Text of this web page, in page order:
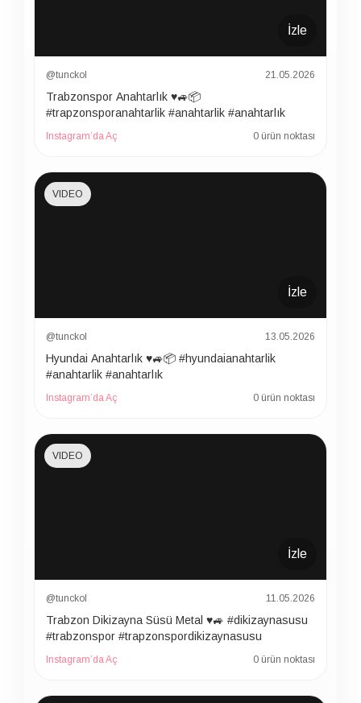
İzle
@tunckol 21.05.2026
Trabzonspor Anahtarlık ♥️🚙📦
#trapzonsporanahtarlik #anahtarlik #anahtarlık
Instagram’da Aç 0 ürün noktası
İzle
VIDEO
@tunckol 13.05.2026
Hyundai Anahtarlık ♥️🚙📦 #hyundaianahtarlik
#anahtarlik #anahtarlık
Instagram’da Aç 0 ürün noktası
İzle
VIDEO
@tunckol 11.05.2026
Trabzon Dikizayna Süsü Metal ♥️🚙 #dikizaynasusu
#trabzonspor #trapzonspordikizaynasusu
Instagram’da Aç 0 ürün noktası